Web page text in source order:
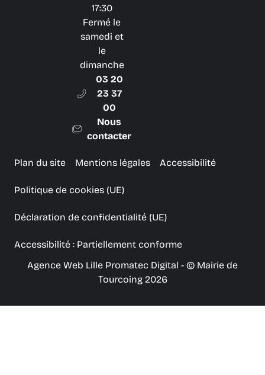
17:30
Fermé le
samedi et
le
dimanche
03 20
23 37
00
Nous
contacter
Plan du site Mentions légales Accessibilité
Politique de cookies (UE)
Déclaration de confidentialité (UE)
Accessibilité : Partiellement conforme
Agence Web Lille Promatec Digital - © Mairie de
Tourcoing 2026